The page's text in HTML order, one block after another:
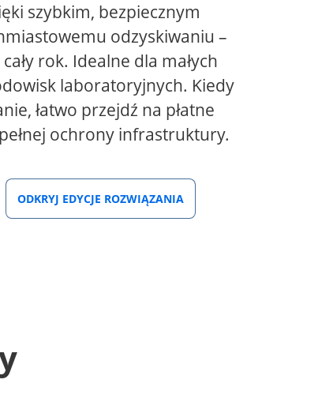
szybkim, bezpiecznym
odzyskiwaniu –
rok. Idealne dla małych
laboratoryjnych. Kiedy
łatwo przejdź na płatne
ochrony infrastruktury.
ODKRYJ EDYCJE ROZWIĄZANIA